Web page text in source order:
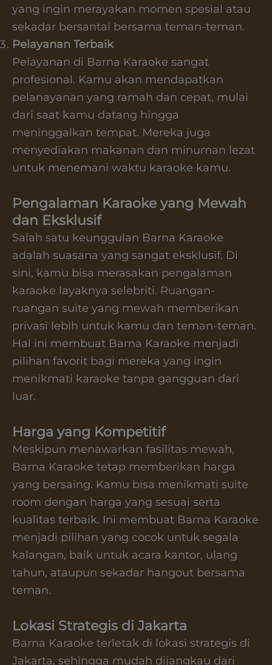
yang ingin merayakan momen spesial atau
sekadar bersantai bersama teman-teman.
Pelayanan Terbaik
Pelayanan di Barna Karaoke sangat
profesional. Kamu akan mendapatkan
pelanayanan yang ramah dan cepat, mulai
dari saat kamu datang hingga
meninggalkan tempat. Mereka juga
menyediakan makanan dan minuman lezat
untuk menemani waktu karaoke kamu.
Pengalaman Karaoke yang Mewah
dan Eksklusif
Salah satu keunggulan Barna Karaoke
adalah suasana yang sangat eksklusif. Di
sini, kamu bisa merasakan pengalaman
karaoke layaknya selebriti. Ruangan-
ruangan suite yang mewah memberikan
privasi lebih untuk kamu dan teman-teman.
Hal ini membuat Barna Karaoke menjadi
pilihan favorit bagi mereka yang ingin
menikmati karaoke tanpa gangguan dari
luar.
Harga yang Kompetitif
Meskipun menawarkan fasilitas mewah,
Barna Karaoke tetap memberikan harga
yang bersaing. Kamu bisa menikmati suite
room dengan harga yang sesuai serta
kualitas terbaik. Ini membuat Barna Karaoke
menjadi pilihan yang cocok untuk segala
kalangan, baik untuk acara kantor, ulang
tahun, ataupun sekadar hangout bersama
teman.
Lokasi Strategis di Jakarta
Barna Karaoke terletak di lokasi strategis di
Jakarta, sehingga mudah dijangkau dari